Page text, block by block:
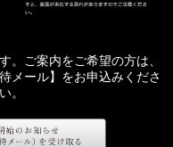
。ご案内をご希望の方は、
メール】をお申込みくださ
い。